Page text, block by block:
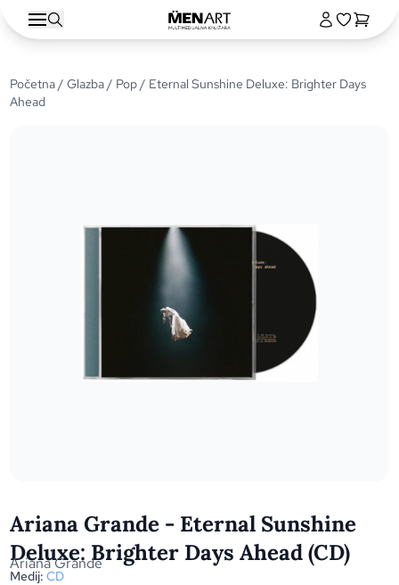
Početna/Glazba/ Pop/ Eternal Sunshine Deluxe: Brighter Days
Ahead
Ariana Grande - Eternal Sunshine
Deluxe: Brighter Days Ahead (CD)
Ariana Grande
Medij: CD